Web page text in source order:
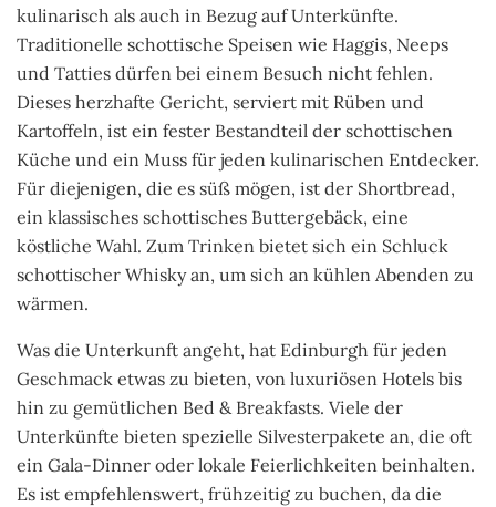
kulinarisch als auch in Bezug auf Unterkünfte.
Traditionelle schottische Speisen wie Haggis, Neeps
und Tatties dürfen bei einem Besuch nicht fehlen.
Dieses herzhafte Gericht, serviert mit Rüben und
Kartoffeln, ist ein fester Bestandteil der schottischen
Küche und ein Muss für jeden kulinarischen Entdecker.
Für diejenigen, die es süß mögen, ist der Shortbread,
ein klassisches schottisches Buttergebäck, eine
köstliche Wahl. Zum Trinken bietet sich ein Schluck
schottischer Whisky an, um sich an kühlen Abenden zu
wärmen.
Was die Unterkunft angeht, hat Edinburgh für jeden
Geschmack etwas zu bieten, von luxuriösen Hotels bis
hin zu gemütlichen Bed & Breakfasts. Viele der
Unterkünfte bieten spezielle Silvesterpakete an, die oft
ein Gala-Dinner oder lokale Feierlichkeiten beinhalten.
Es ist empfehlenswert, frühzeitig zu buchen, da die